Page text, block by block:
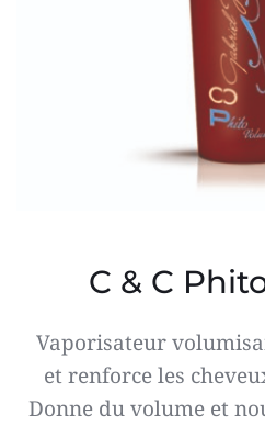
C & C
Vaporisateur
et renforce les
Donne du volume et